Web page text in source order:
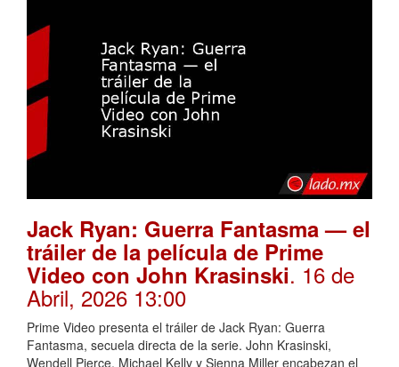
Jack Ryan: Guerra Fantasma — el
tráiler de la película de Prime
Video con John Krasinski. 16 de
Abril, 2026 13:00
Prime Video presenta el tráiler de Jack Ryan: Guerra
Fantasma, secuela directa de la serie. John Krasinski,
Wendell Pierce, Michael Kelly y Sienna Miller encabezan el